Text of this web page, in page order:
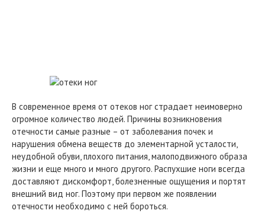
В современное время от отеков ног страдает неимоверно
огромное количество людей. Причины возникновения
отечности самые разные – от заболевания почек и
нарушения обмена веществ до элементарной усталости,
неудобной обуви, плохого питания, малоподвижного образа
жизни и еще много и много другого. Распухшие ноги всегда
доставляют дискомфорт, болезненные ощущения и портят
внешний вид ног. Поэтому при первом же появлении
отечности необходимо с ней бороться.